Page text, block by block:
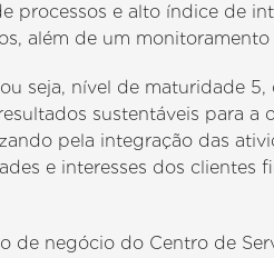
processos e alto índice de
além de um
seja, nível de maturidade 5,
sustentáveis para
pela integração das
e interesses dos clientes
de negócio do Centro de